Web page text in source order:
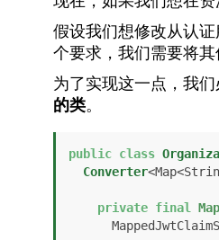
假设我们想修改从认
个要求，我们需要将
为了实现这一点，我们
的类。
public class
Converter
private final